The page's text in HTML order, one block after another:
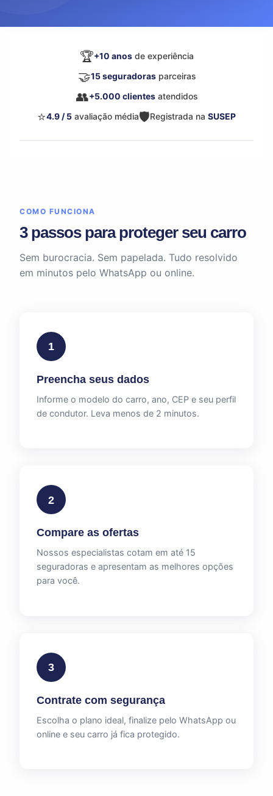
🏆+10 anosde experiência
🤝15 seguradorasparceiras
👥+5.000 clientesatendidos
⭐4.9 / 5 avaliação média🛡️Registrada na SUSEP
COMO FUNCIONA
3 passos para proteger seu carro
Sem burocracia. Sem papelada. Tudo resolvido
em minutos pelo WhatsApp ou online.
1
Preencha seus dados
Informe o modelo do carro, ano, CEP e seu perfil
de condutor. Leva menos de 2 minutos.
2
Compare as ofertas
Nossos especialistas cotam em até 15
seguradoras e apresentam as melhores opções
para você.
3
Contrate com segurança
Escolha o plano ideal, finalize pelo WhatsApp ou
online e seu carro já fica protegido.